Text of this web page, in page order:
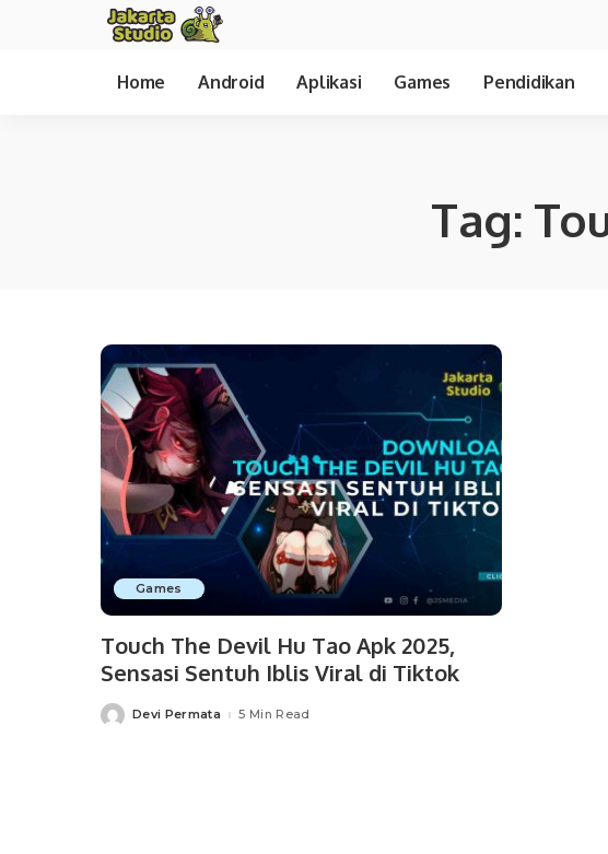
Home Android Aplikasi Games Pendidikan
Tag:
Games
Touch The Devil Hu Tao Apk 2025,
Sensasi Sentuh Iblis Viral di Tiktok
PostedDevi Permata 5 Min Read